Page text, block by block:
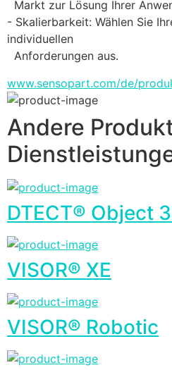
Markt zur Lösung Ihrer
- Skalierbarkeit: Wählen Sie
individuellen
  Anforderungen aus.
www.sensopart.com/de/
Andere
DTECT® Object
VISOR® XE
VISOR® Robotic